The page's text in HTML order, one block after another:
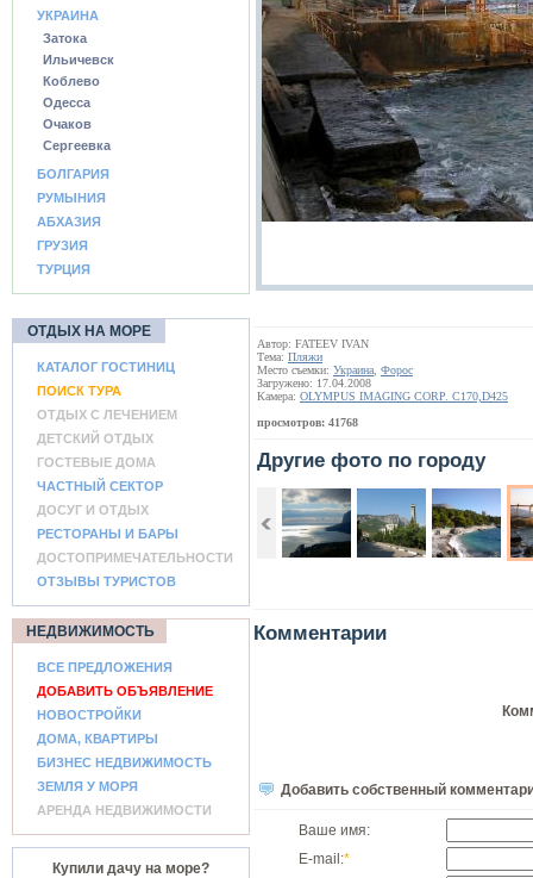
УКРАИНА
Затока
Ильичевск
Коблево
Одесса
Очаков
Сергеевка
БОЛГАРИЯ
РУМЫНИЯ
АБХАЗИЯ
ГРУЗИЯ
ТУРЦИЯ
ОТДЫХ НА МОРЕ
КАТАЛОГ ГОСТИНИЦ
ПОИСК ТУРА
ОТДЫХ С ЛЕЧЕНИЕМ
ДЕТСКИЙ ОТДЫХ
ГОСТЕВЫЕ ДОМА
ЧАСТНЫЙ СЕКТОР
ДОСУГ И ОТДЫХ
РЕСТОРАНЫ И БАРЫ
ДОСТОПРИМЕЧАТЕЛЬНОСТИ
ОТЗЫВЫ ТУРИСТОВ
НЕДВИЖИМОСТЬ
ВСЕ ПРЕДЛОЖЕНИЯ
ДОБАВИТЬ ОБЪЯВЛЕНИЕ
НОВОСТРОЙКИ
ДОМА, КВАРТИРЫ
БИЗНЕС НЕДВИЖИМОСТЬ
ЗЕМЛЯ У МОРЯ
АРЕНДА НЕДВИЖИМОСТИ
Купили дачу на море?
Автор: FATEEV IVAN
Тема: Пляжи
Место съемки: Украина Форос
Загружено: 17.04.2008
Камера: OLYMPUS IMAGING CORP. C170,D425
просмотров: 41768
Другие фото по городу
Комментарии
Добавить собственный
Ваше имя:
E-mail:*